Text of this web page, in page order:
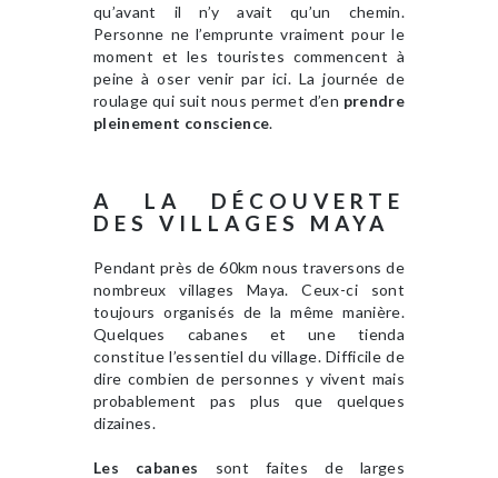
qu’avant il n’y avait qu’un chemin.
Personne ne l’emprunte vraiment pour le
moment et les touristes commencent à
peine à oser venir par ici. La journée de
roulage qui suit nous permet d’en prendre
pleinement conscience.
A LA DÉCOUVERTE
DES VILLAGES MAYA
Pendant près de 60km nous traversons de
nombreux villages Maya. Ceux-ci sont
toujours organisés de la même manière.
Quelques cabanes et une tienda
constitue l’essentiel du village. Difficile de
dire combien de personnes y vivent mais
probablement pas plus que quelques
dizaines.
Les cabanes sont faites de larges